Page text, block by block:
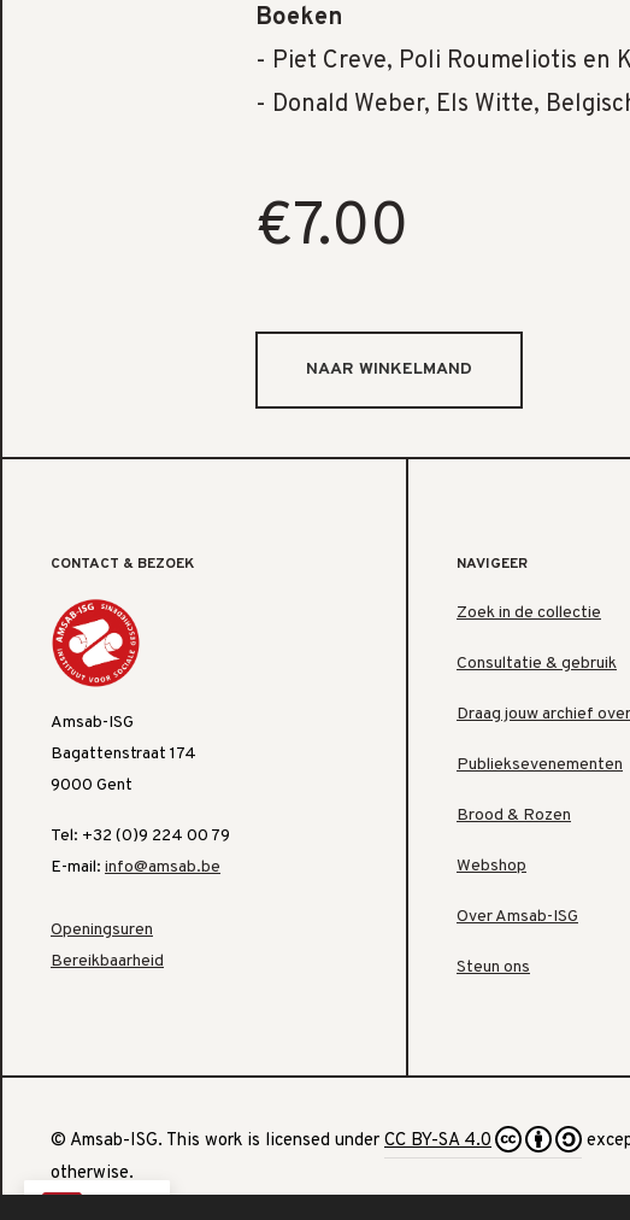
Boeken
- Piet Creve, Poli Roumeliotis en
- Donald Weber, Els Witte,
€7.00
CONTACT & BEZOEK
Amsab-ISG
Bagattenstraat 174
9000 Gent
Tel: +32 (0)9 224 00 79
E-mail: info@amsab.be
Openingsuren
Bereikbaarheid
NAVIGEER
Zoek in de collectie
Consultatie & gebruik
Draag jouw archief over
Publieksevenementen
Brood & Rozen
Webshop
Over Amsab-ISG
Steun ons
© Amsab-ISG. This work is licensed under CC BY-SA 4.0
otherwise.